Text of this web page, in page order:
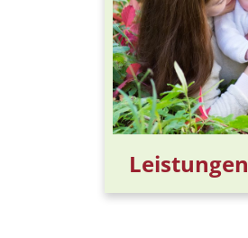
Leistungen